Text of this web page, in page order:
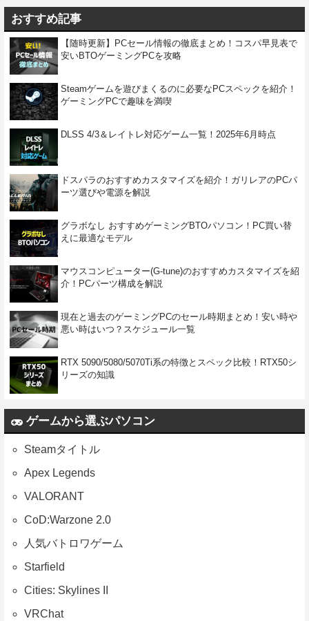
おすすめ記事
【随時更新】PCセール情報の徹底まとめ！コスパ早見表で
安いBTOゲーミングPCを攻略
Steamゲームを遊びまくるのに必要なPCスペックを紹介！
ゲーミングPCで趣味を満喫
DLSS 4/3＆レイトレ対応ゲーム一覧！2025年6月時点
ドスパラのおすすめカスタマイズを紹介！ガリレアのPCパ
ーツ選びや電源を解説
グラボなし おすすめゲーミングBTOパソコン！PC買い替
えに最適なモデル
マウスコンピューター(G-tune)のおすすめカスタマイズを紹
介！PCパーツ構成を解説
現在と過去のゲーミングPCのセール時期まとめ！安い時や
悪い時はいつ？スケジュール一覧
RTX 5090/5080/5070Ti系の特徴とスペック比較！RTX50シ
リーズの知識
ゲームから選ぶパソコン
Steamタイトル
Apex Legends
VALORANT
CoD:Warzone 2.0
人気バトロワゲーム
Starfield
Cities: Skylines II
VRChat